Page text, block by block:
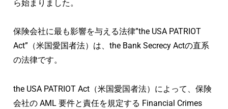
ら始まりました。
保険会社に最も影響を与える法律”the USA PATRIOT
Act”（米国愛国者法）は、the Bank Secrecy Actの直系
の法律です。
the USA PATRIOT Act（米国愛国者法）によって、保険
会社の AML 要件と責任を規定する Financial Crimes